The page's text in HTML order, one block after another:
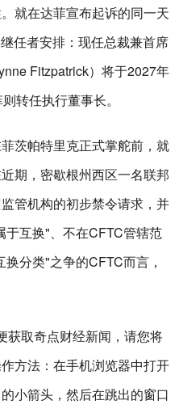
就在达菲宣布起诉的同一天
任者安排：现任总裁兼首席
Fitzpatrick）将于2027年
转任执行董事长。
茨帕特里克正式掌舵前，就
期，密歇根州西区一名联邦
管机构的初步禁令请求，并
互换"、不在CFTC管辖范
分类"之争的CFTC而言，
获取奇点财经新闻，请您将
方法：在手机浏览器中打开
小箭头，然后在跳出的窗口